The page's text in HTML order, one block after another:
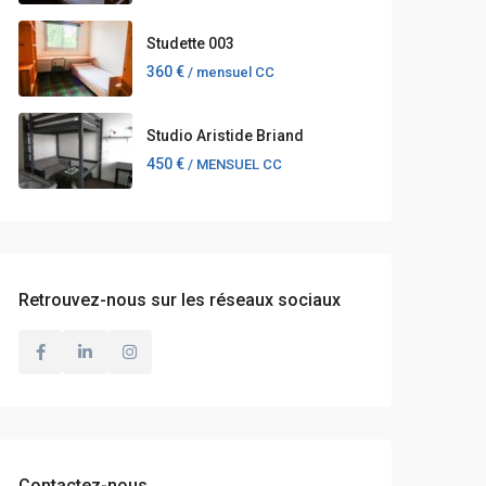
Studette 003
360 € / mensuel CC
Studio Aristide Briand
450 € / MENSUEL CC
Retrouvez-nous sur les réseaux sociaux